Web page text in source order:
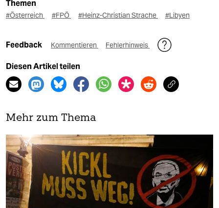
Themen
#Österreich #FPÖ #Heinz-Christian Strache #Libyen
Feedback Kommentieren Fehlerhinweis
Diesen Artikel teilen
Mehr zum Thema